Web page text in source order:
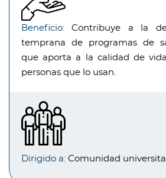
Beneficio: Contribuye a la
temprana de programas de
que aporta a la calidad de
personas que lo usan.
Dirigido a: Comunidad